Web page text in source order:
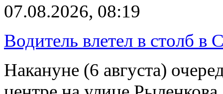
07.08.2026, 08:19
Водитель влетел в столб в
Накануне (6 августа)